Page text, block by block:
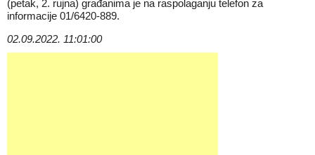
(petak, 2. rujna) građanima je na raspolaganju telefon za
informacije 01/6420-889.
02.09.2022. 11:01:00